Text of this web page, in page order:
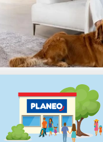
Zpracoval:Nikola Ševcová
#úprava vzduchu #zdraví